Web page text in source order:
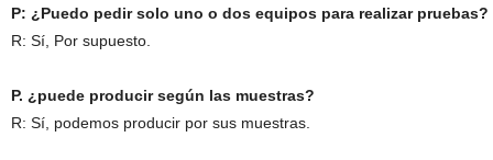
P: ¿Puedo pedir solo uno o dos equipos para realizar pruebas?
R: Sí, Por supuesto.
P. ¿puede producir según las muestras?
R: Sí, podemos producir por sus muestras.